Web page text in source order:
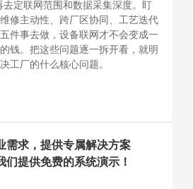
定联网范围和数据采集深度。盯
修主动性、跨厂区协同、工艺迭代
件事去做，设备联网才不会变成一
钱。把这些问题逐一拆开看，就明
工厂的什么核心问题。
需求，提供专属解决方案
们提供免费的系统演示！